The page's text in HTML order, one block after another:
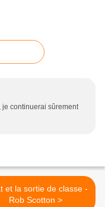
continuerai sûrement
et la sortie de classe -
Rob Scotton >